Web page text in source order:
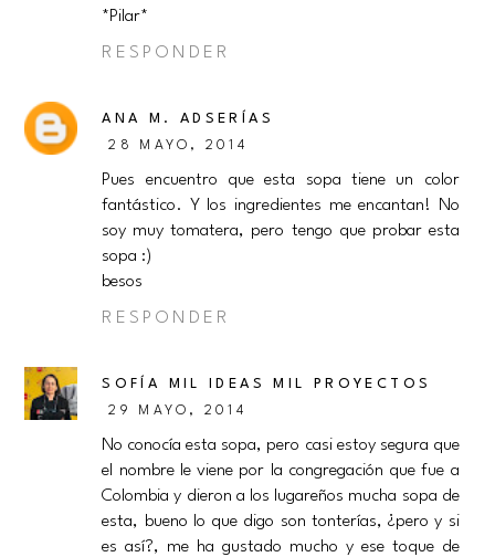
*Pilar*
RESPONDER
ANA M. ADSERÍAS
28 MAYO, 2014
Pues encuentro que esta sopa tiene un color
fantástico. Y los ingredientes me encantan! No
soy muy tomatera, pero tengo que probar esta
sopa :)
besos
RESPONDER
SOFÍA MIL IDEAS MIL PROYECTOS
29 MAYO, 2014
No conocía esta sopa, pero casi estoy segura que
el nombre le viene por la congregación que fue a
Colombia y dieron a los lugareños mucha sopa de
esta, bueno lo que digo son tonterías, ¿pero y si
es así?, me ha gustado mucho y ese toque de